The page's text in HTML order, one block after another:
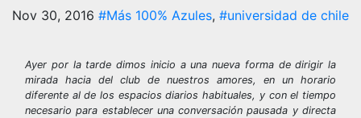
Nov 30, 2016 #Más 100% Azules, #universidad de chile
Ayer por la tarde dimos inicio a una nueva forma de dirigir la
mirada hacia del club de nuestros amores, en un horario
diferente al de los espacios diarios habituales, y con el tiempo
necesario para establecer una conversación pausada y directa